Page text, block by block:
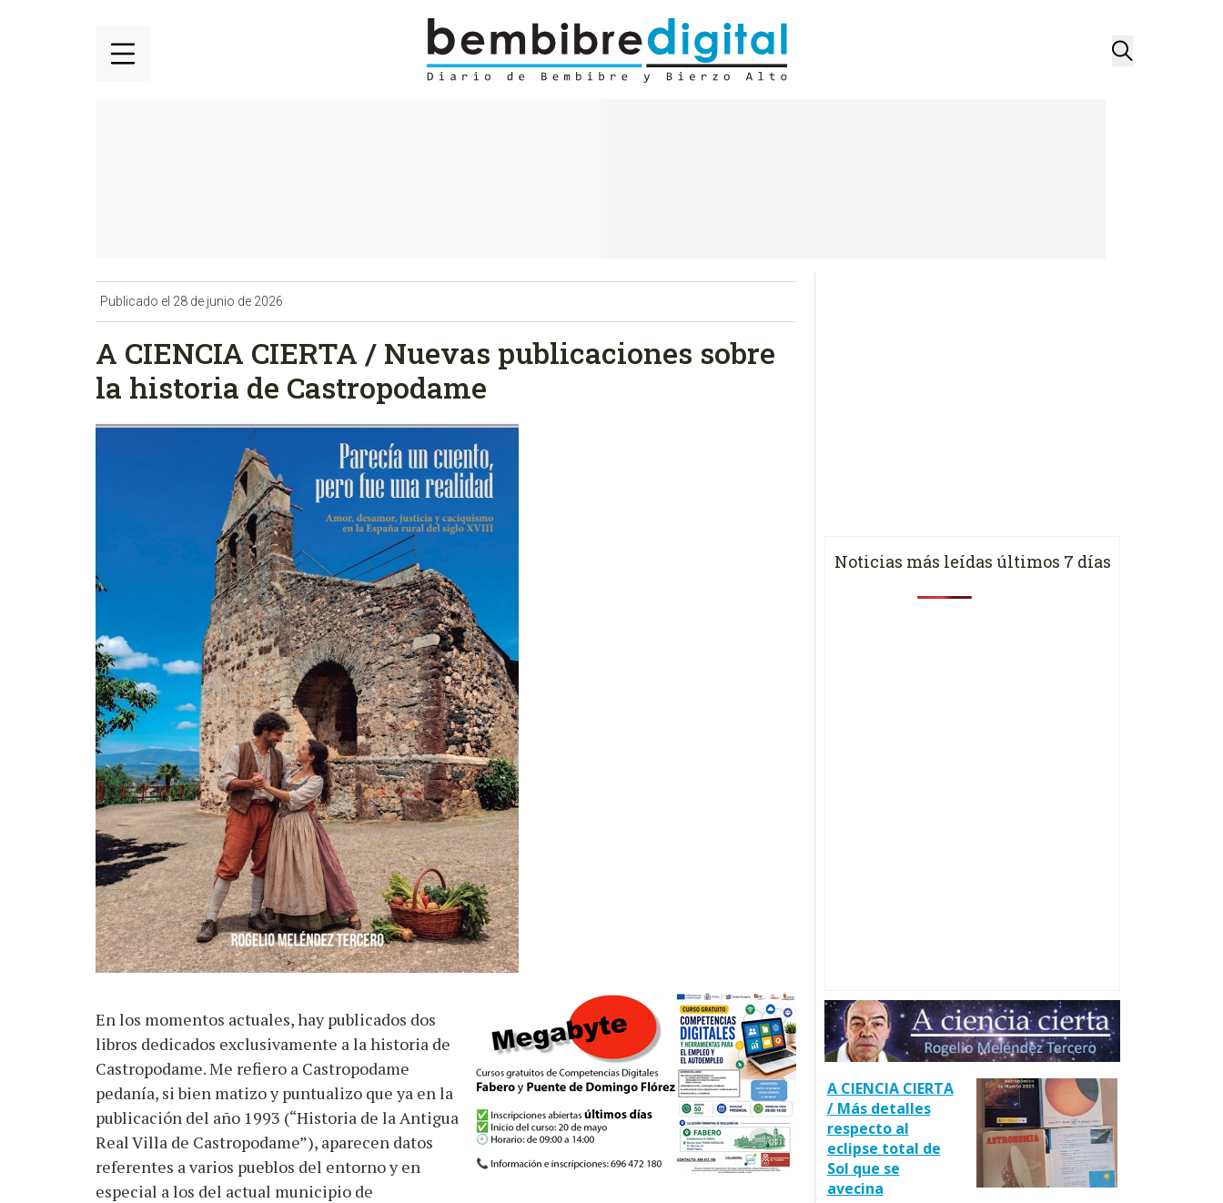
Publicado el 28 de junio de 2026
A CIENCIA CIERTA / Nuevas publicaciones sobre
la historia de Castropodame
En los momentos actuales, hay publicados dos
libros dedicados exclusivamente a la historia de
Castropodame. Me refiero a Castropodame
pedanía, si bien matizo y puntualizo que ya en la
publicación del año 1993 (“Historia de la Antigua
Real Villa de Castropodame”), aparecen datos
referentes a varios pueblos del entorno y en
especial a los del actual municipio de
Noticias más leídas últimos 7 días
A CIENCIA CIERTA
/ Más detalles
respecto al
eclipse total de
Sol que se
avecina